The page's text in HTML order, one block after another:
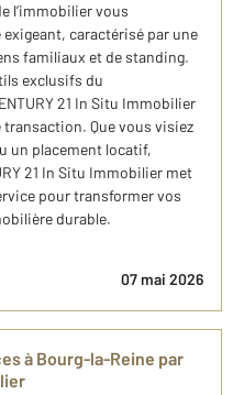
l’immobilier vous
caractérisé par une
familiaux et de standing.
exclusifs du
21 In Situ Immobilier
Que vous visiez
un placement locatif,
21 In Situ Immobilier met
pour transformer vos
durable.
07 mai 2026
à Bourg-la-Reine par